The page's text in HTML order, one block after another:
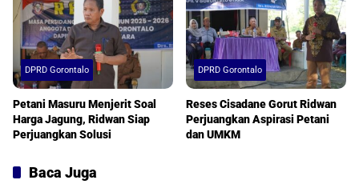
DPRD Gorontalo
Petani Masuru Menjerit Soal
Harga Jagung, Ridwan Siap
Perjuangkan Solusi
DPRD Gorontalo
Reses Cisadane Gorut Ridwan
Perjuangkan Aspirasi Petani
dan UMKM
Baca Juga